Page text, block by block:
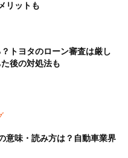
リットも
トヨタのローン審査は厳し
後の対処法も
意味・読み方は？自動車業界